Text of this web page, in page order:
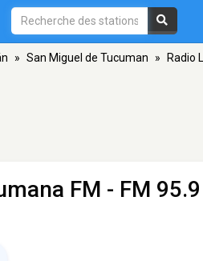
» San Miguel de Tucuman » Radio
FM - FM